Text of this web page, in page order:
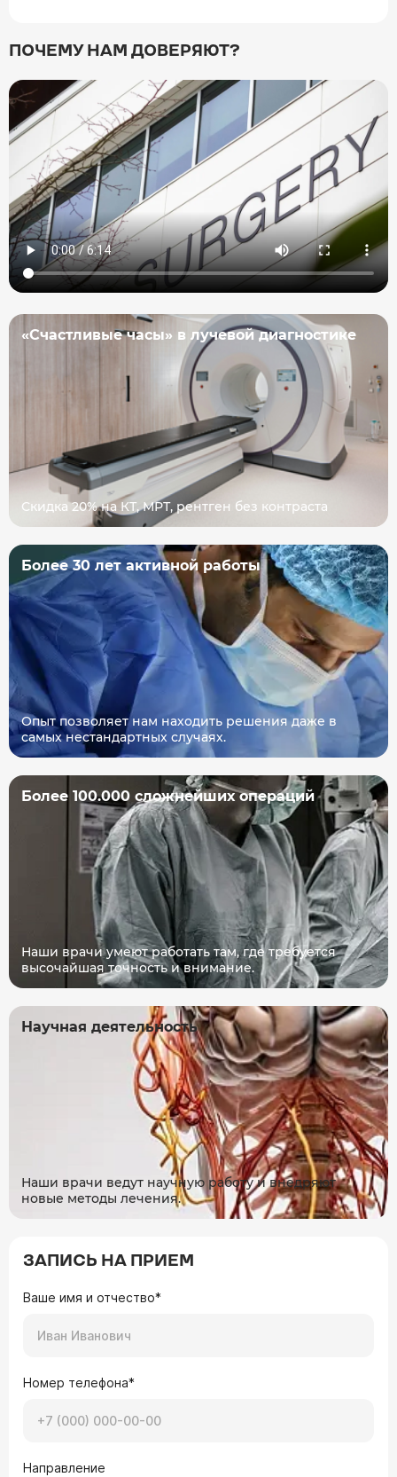
ПОЧЕМУ НАМ ДОВЕРЯЮТ?
«Счастливые часы» в лучевой диагностике
Скидка 20% на КТ, МРТ, рентген без контраста
Более 30 лет активной работы
Опыт позволяет нам находить решения даже в
самых нестандартных случаях.
Более 100.000 сложнейших операций
Наши врачи умеют работать там, где требуется
высочайшая точность и внимание.
Научная деятельность
Наши врачи ведут научную работу и внедряют
новые методы лечения.
ЗАПИСЬ НА ПРИЕМ
Ваше имя и отчество*
Номер телефона*
Направление